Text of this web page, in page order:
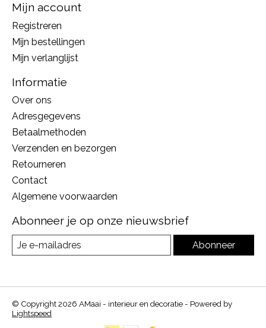
Mijn account
Registreren
Mijn bestellingen
Mijn verlanglijst
Informatie
Over ons
Adresgegevens
Betaalmethoden
Verzenden en bezorgen
Retourneren
Contact
Algemene voorwaarden
Abonneer je op onze nieuwsbrief
Abonneer
© Copyright 2026 AMaai - interieur en decoratie - Powered by
Lightspeed